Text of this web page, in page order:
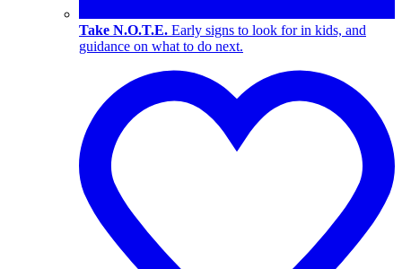
Take N.O.T.E. Early signs to look for in kids, and
guidance on what to do next.